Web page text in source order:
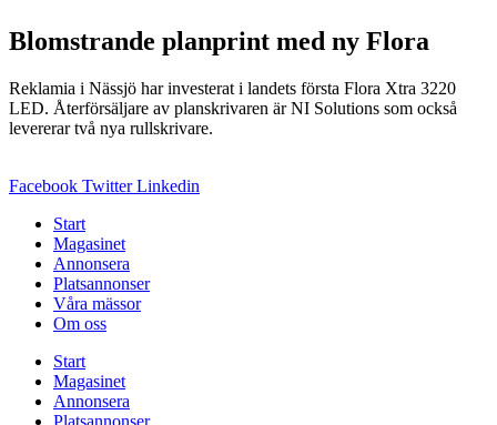
Blomstrande planprint med ny Flora
Reklamia i Nässjö har investerat i landets första Flora Xtra 3220
LED. Återförsäljare av planskrivaren är NI Solutions som också
levererar två nya rullskrivare.
Facebook Twitter Linkedin
Start
Magasinet
Annonsera
Platsannonser
Våra mässor
Om oss
Start
Magasinet
Annonsera
Platsannonser